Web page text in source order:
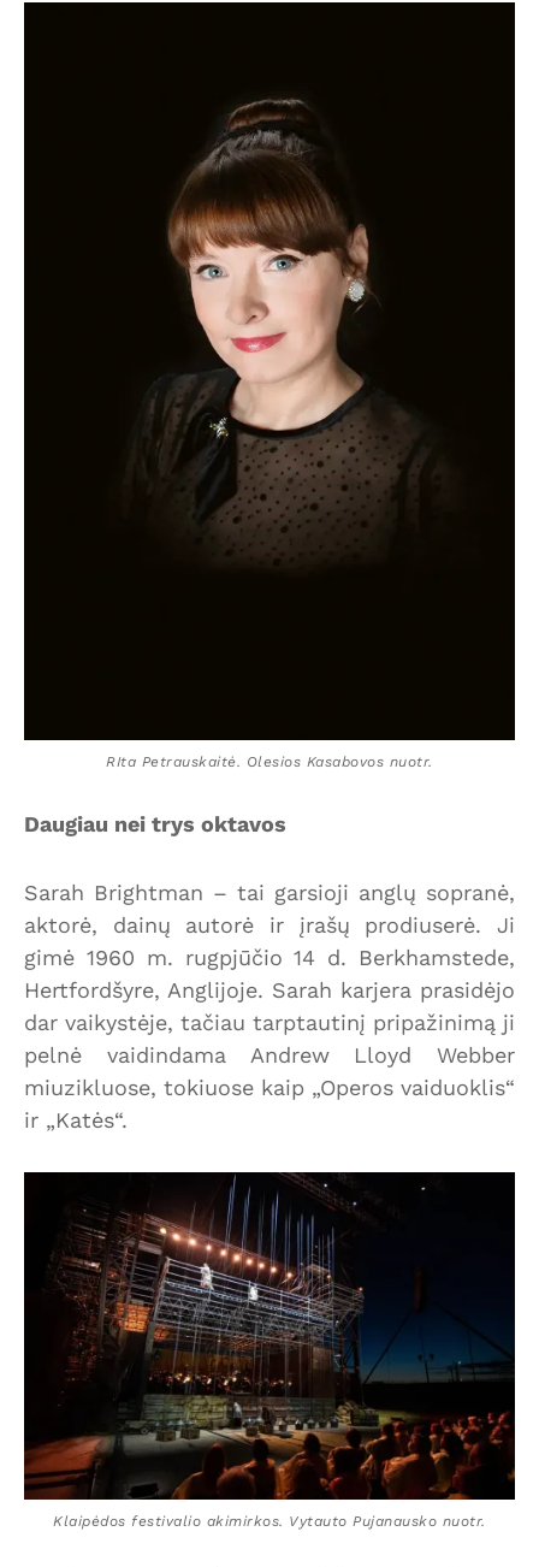
RIta Petrauskaitė. Olesios Kasabovos nuotr.
Daugiau nei trys oktavos
Sarah Brightman – tai garsioji anglų sopranė,
aktorė, dainų autorė ir įrašų prodiuserė. Ji
gimė 1960 m. rugpjūčio 14 d. Berkhamstede,
Hertfordšyre, Anglijoje. Sarah karjera prasidėjo
dar vaikystėje, tačiau tarptautinį pripažinimą ji
pelnė vaidindama Andrew Lloyd Webber
miuzikluose, tokiuose kaip „Operos vaiduoklis“
ir „Katės“.
Klaipėdos festivalio akimirkos. Vytauto Pujanausko nuotr.